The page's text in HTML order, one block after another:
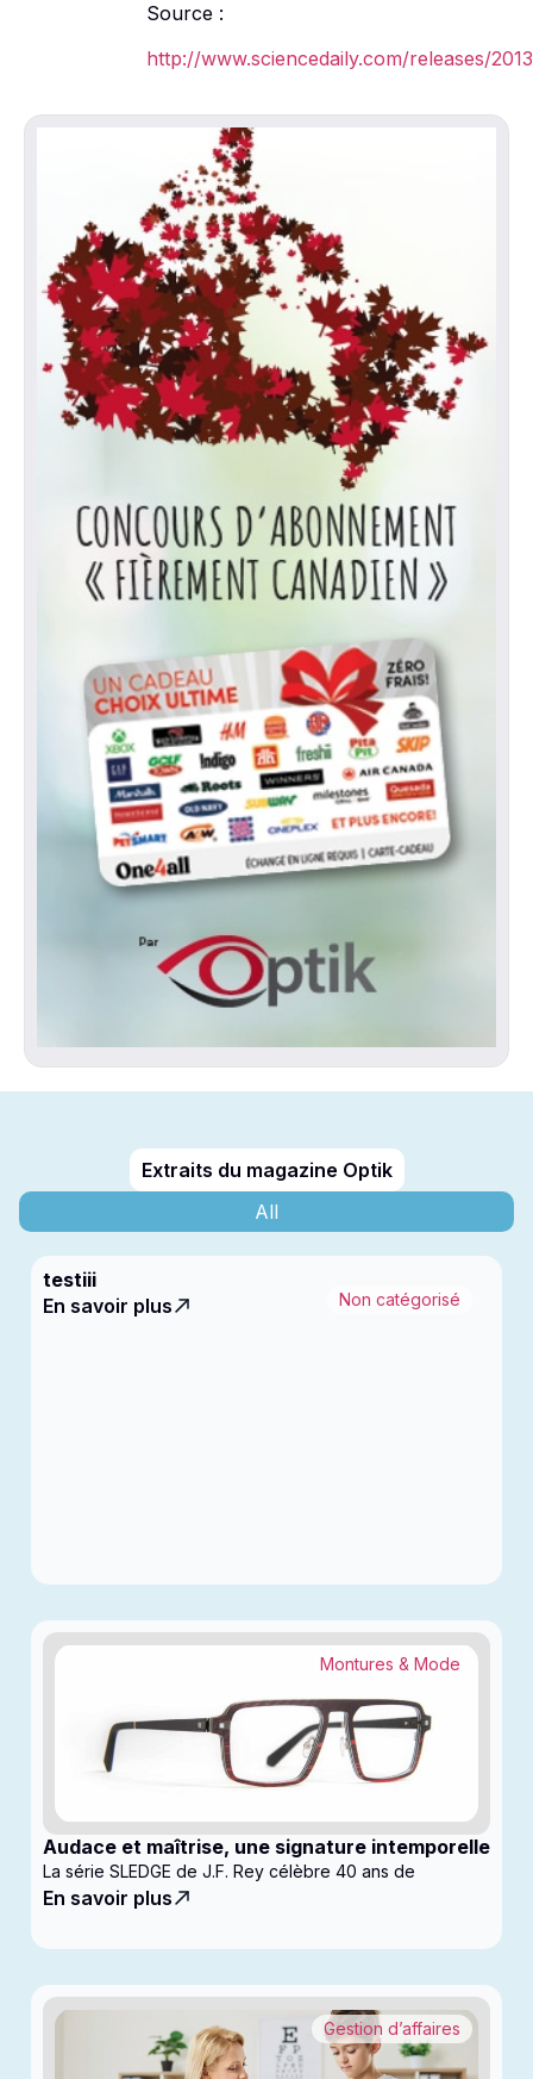
Source :
http://www.sciencedaily.com/releases/
Extraits du magazine Optik
All
testiii
Non catégorisé
En savoir plus
Audace et maîtrise, une signature intemporelle
Montures & Mode
La série SLEDGE de J.F. Rey célèbre 40 ans de
En savoir plus
Gestion d’affaires